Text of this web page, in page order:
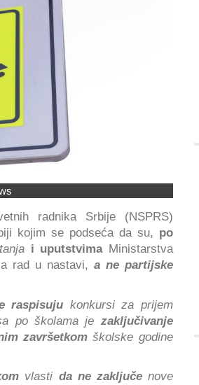
radnika Srbije (NSPRS)
kojim se podseća da su, po
i uputstvimaMinistarstva
rad u nastavi, a ne partijske
raspisuju konkursi za prijem
po školama je zaključivanje
završetkom školske godine
vlasti da ne zaključe nove